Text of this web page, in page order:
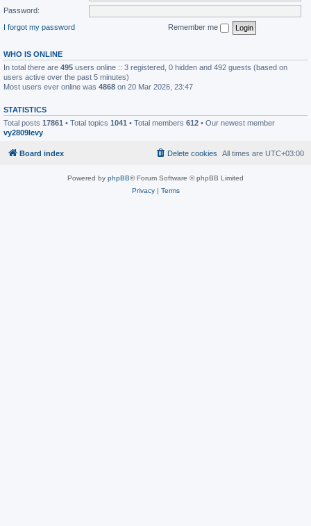
Password:
I forgot my password
Remember me
WHO IS ONLINE
In total there are 495 users online :: 3 registered, 0 hidden and 492 guests (based on
users active over the past 5 minutes)
Most users ever online was 4868 on 20 Mar 2026, 23:47
STATISTICS
Total posts 17861 • Total topics 1041 • Total members 612 • Our newest member
vy2809levy
Board index All times are UTC+03:00
Delete cookies
Powered by phpBB® Forum Software © phpBB Limited
Privacy| Terms